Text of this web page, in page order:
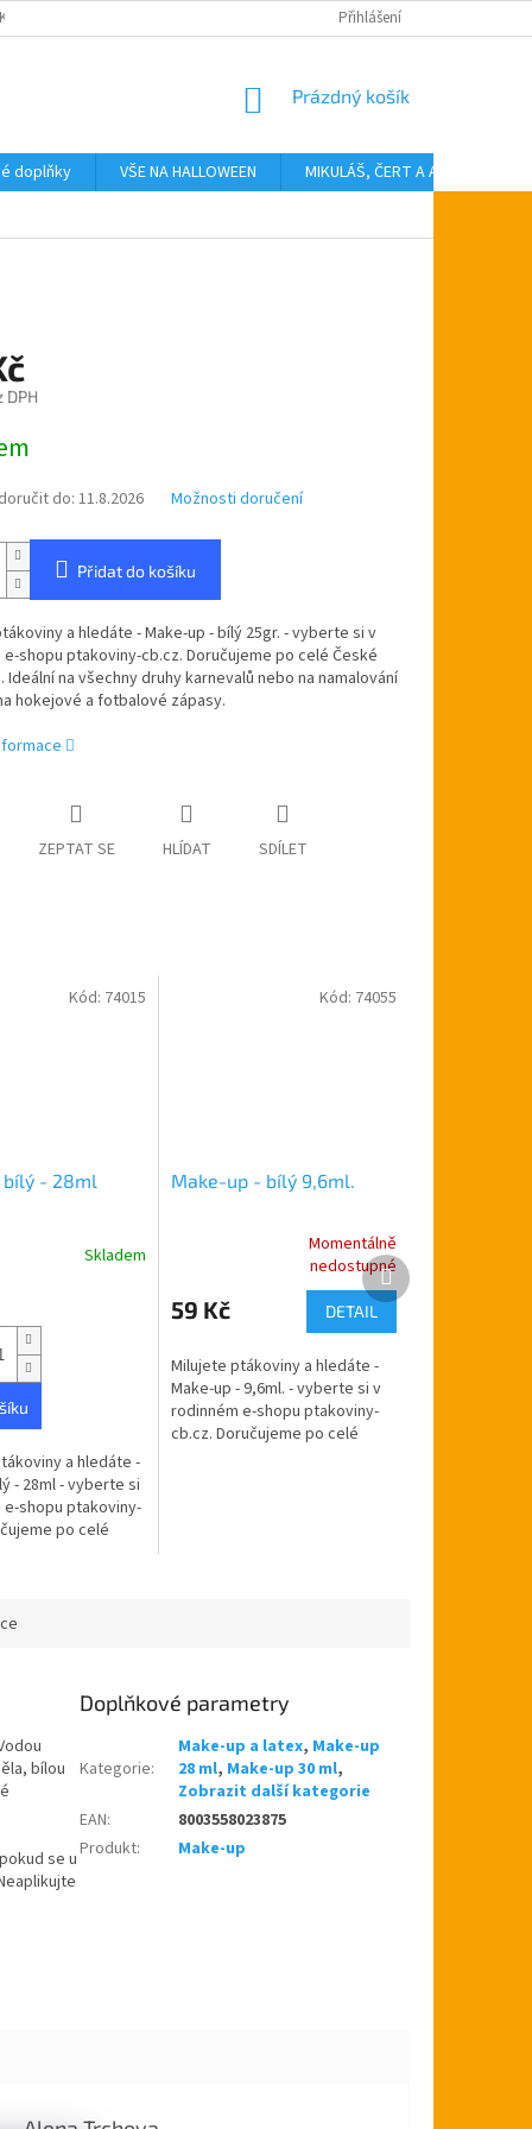
Přihlášení
NÁKUPNÍ
Prázdný košík
doplňky VŠE NA HALLOWEEN MIKULÁŠ, ČERT A ANDĚL
DPH
do: 11.8.2026 Možnosti doručení
Přidat do košíku
a hledáte - Make-up - bílý 25gr. - vyberte si v
shopu ptakoviny-cb.cz. Doručujeme po celé České
Ideální na všechny druhy karnevalů nebo na namalování
hokejové a fotbalové zápasy.
ZEPTAT SE HLÍDAT SDÍLET
bílý - 28ml
Skladem
a hledáte -
- 28ml - vyberte si
shopu ptakoviny-
po celé
Kód: 74015
Make-up - bílý 9,6ml.
produktu
je
z
5
hvězdiček.
Momentálně
nedostupné
59 Kč DETAIL
Milujete ptákoviny a hledáte -
Make-up - 9,6ml. - vyberte si v
rodinném e-shopu ptakoviny-
cb.cz. Doručujeme po celé
Kód: 74055
Další
produkt
bílou
se u
Doplňkové parametry
Kategorie:
Make-up a latex, Make-up
28 ml, Make-up 30 ml,
Zobrazit další kategorie
EAN:
8003558023875
Produkt: Make-up